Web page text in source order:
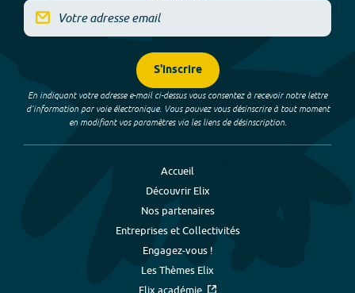
S'inscrire
En indiquant votre adresse e-mail ci-dessus vous consentez à recevoir notre lettre
d’information par voie électronique. Vous pouvez vous désinscrire à tout moment
en modifiant vos paramètres via les liens de désinscription.
Accueil
Découvrir Elix
Nos partenaires
Entreprises et Collectivités
Engagez-vous !
Les Thèmes Elix
Elix académie